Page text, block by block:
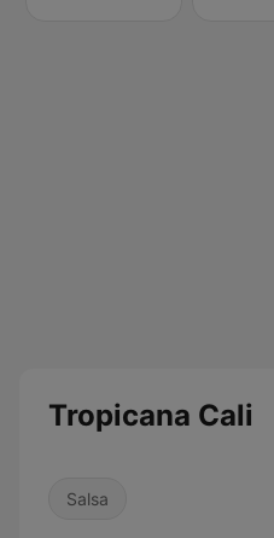
Tropicana Cali
Salsa